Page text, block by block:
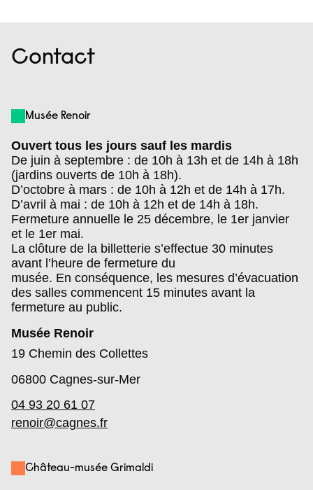
Contact
Musée Renoir
Ouvert tous les jours sauf les mardis
De juin à septembre : de 10h à 13h et de 14h à 18h
(jardins ouverts de 10h à 18h).
D’octobre à mars : de 10h à 12h et de 14h à 17h.
D’avril à mai : de 10h à 12h et de 14h à 18h.
Fermeture annuelle le 25 décembre, le 1er janvier
et le 1er mai.
La clôture de la billetterie s’effectue 30 minutes
avant l’heure de fermeture du
musée. En conséquence, les mesures d’évacuation
des salles commencent 15 minutes avant la
fermeture au public.
Musée Renoir
19 Chemin des Collettes
06800 Cagnes-sur-Mer
04 93 20 61 07
renoir@cagnes.fr
Château-musée Grimaldi